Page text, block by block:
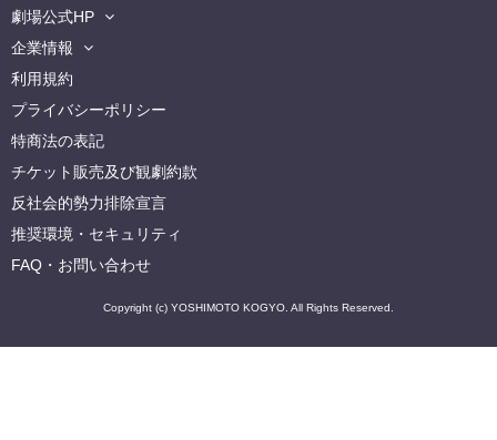
劇場公式HP
企業情報
利用規約
プライバシーポリシー
特商法の表記
チケット販売及び観劇約款
反社会的勢力排除宣言
推奨環境・セキュリティ
FAQ・お問い合わせ
Copyright (c) YOSHIMOTO KOGYO. All Rights Reserved.